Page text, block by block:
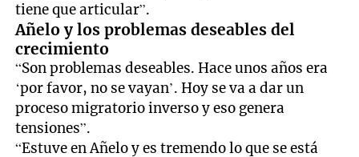
tiene que articular”.
Añelo y los problemas deseables del
crecimiento
“Son problemas deseables. Hace unos años era
‘por favor, no se vayan’. Hoy se va a dar un
proceso migratorio inverso y eso genera
tensiones”.
“Estuve en Añelo y es tremendo lo que se está